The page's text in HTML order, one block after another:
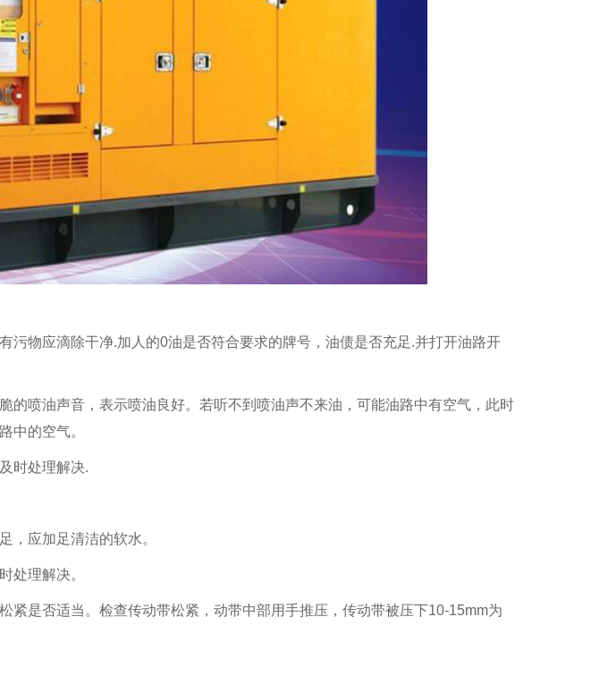
物应滴除干净.加人的0油是否符合要求的牌号，油债是否充足.并打开油路开
喷油声音，表示喷油良好。若听不到喷油声不来油，可能油路中有空气，此时
中的空气。
时处理解决.
，应加足清洁的软水。
处理解决。
是否适当。检查传动带松紧，动带中部用手推压，传动带被压下10-15mm为